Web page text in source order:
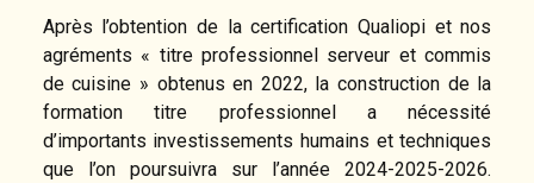
Après l’obtention de la certification Qualiopi et nos
agréments « titre professionnel serveur et commis
de cuisine » obtenus en 2022, la construction de la
formation titre professionnel a nécessité
d’importants investissements humains et techniques
que l’on poursuivra sur l’année 2024-2025-2026.